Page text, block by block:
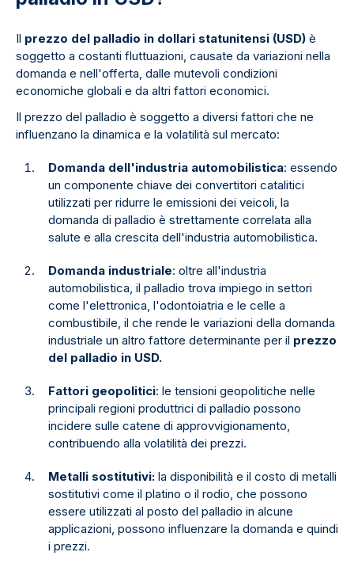
Il prezzo del palladio in dollari statunitensi (USD) è
soggetto a costanti fluttuazioni, causate da variazioni nella
domanda e nell'offerta, dalle mutevoli condizioni
economiche globali e da altri fattori economici.
Il prezzo del palladio è soggetto a diversi fattori che ne
influenzano la dinamica e la volatilità sul mercato:
Domanda dell'industria automobilistica: essendo
un componente chiave dei convertitori catalitici
utilizzati per ridurre le emissioni dei veicoli, la
domanda di palladio è strettamente correlata alla
salute e alla crescita dell'industria automobilistica.
Domanda industriale: oltre all'industria
automobilistica, il palladio trova impiego in settori
come l'elettronica, l'odontoiatria e le celle a
combustibile, il che rende le variazioni della domanda
industriale un altro fattore determinante per il prezzo
del palladio in USD.
Fattori geopolitici: le tensioni geopolitiche nelle
principali regioni produttrici di palladio possono
incidere sulle catene di approvvigionamento,
contribuendo alla volatilità dei prezzi.
Metalli sostitutivi: la disponibilità e il costo di metalli
sostitutivi come il platino o il rodio, che possono
essere utilizzati al posto del palladio in alcune
applicazioni, possono influenzare la domanda e quindi
i prezzi.